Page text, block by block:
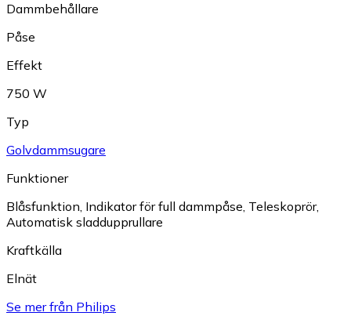
Dammbehållare
Påse
Effekt
750 W
Typ
Golvdammsugare
Funktioner
Blåsfunktion, Indikator för full dammpåse, Teleskoprör,
Automatisk sladdupprullare
Kraftkälla
Elnät
Se mer från Philips